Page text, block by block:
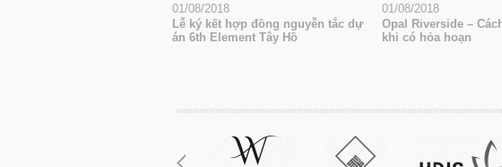
01/08/2018
Lễ ký kết hợp đồng nguyễn tắc dự
án 6th Element Tây Hồ
01/08/2018
Opal Riverside –
khi có hỏa hoạn